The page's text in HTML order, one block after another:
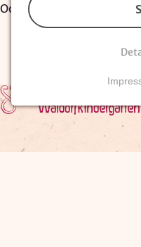
Oops, an error occurred!
Essentielle Cookies
Website
werden. Hierzu